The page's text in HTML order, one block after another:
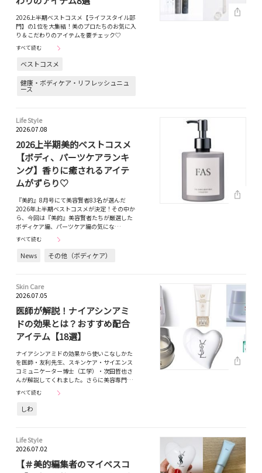
2026上半期ベストコスメ【ライフスタイル部
門】の1位を大集結！美のプロたちのお気に入
り＆こだわりのアイテムを要チェック♡
すべて読む
ベストコスメ
健康・ボディケア・リフレッシュニュ
ース
Life Style
2026.07.08
2026上半期美的ベストコスメ
【ボディ、パーツケアランキ
ング】香りに癒されるアイテ
ムがずらり♡
『美的』8月号にて美容賢者83名が選んだ
2026年上半期ベストコスメが決定！その中か
ら、今回は『美的』美容賢者たちが厳選した
ボディケア編、パーツケア編の気にな…
すべて読む
News その他（ボディケア）
Skin Care
2026.07.05
医師が解説！ナイアシンアミ
ドの効果とは？おすすめ配合
アイテム【18選】
ナイアシンアミドの効果から使いこなしかた
を医師・友利先生、スキンケア・サイエンス
コミュニケーター博士（工学）・次田哲也さ
んが解説してくれました。さらに美容専門…
すべて読む
しわ
Life Style
2026.07.02
【＃美的編集者のマイベスコ